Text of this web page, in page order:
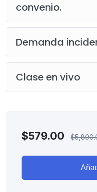
convenio.
Demanda
Clase en vivo
$579.00 $